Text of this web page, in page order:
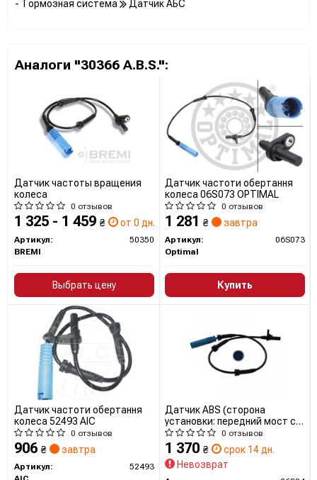
- Тормозная система
Датчик АБС
Аналоги "30366 A.B.S.":
Датчик частоты вращения
колеса
0 отзывов
1 325 - 1 459 ₴ от 0 дн.
Артикул:
50350
BREMI
Выбрать цену
Датчик частоти обертання
колеса 06S073 OPTIMAL
0 отзывов
1 281 ₴ завтра
Артикул:
06S073
Optimal
Купить
Датчик частоти обертання
колеса 52493 AIC
0 отзывов
906 ₴ завтра
Артикул:
52493
Датчик ABS (сторона
установки: передний мост с
обеих сторон)0 отзывов
1 370 ₴
срок 14 дн.
Невозврат